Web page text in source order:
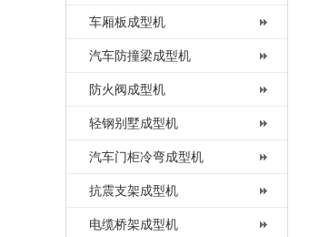
车厢板成型机
汽车防撞梁成型机
防火阀成型机
轻钢别墅成型机
汽车门柜冷弯成型机
抗震支架成型机
电缆桥架成型机